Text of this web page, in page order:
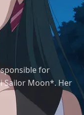
for
Sailor Moon*. Her
and